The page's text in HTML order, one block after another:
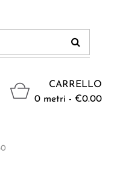
CARRELLO
0 metri - €0.00